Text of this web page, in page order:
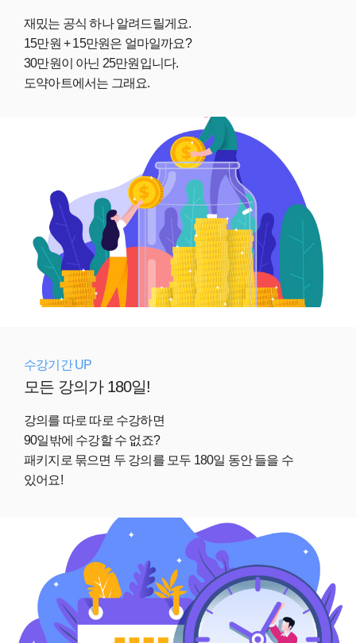
재밌는 공식 하나 알려드릴게요.
15만원 + 15만원은 얼마일까요?
30만원이 아닌 25만원입니다.
도약아트에서는 그래요.
수강기간 UP
모든 강의가 180일!
강의를 따로 따로 수강하면
90일밖에 수강할 수 없죠?
패키지로 묶으면 두 강의를 모두 180일 동안 들을 수
있어요!